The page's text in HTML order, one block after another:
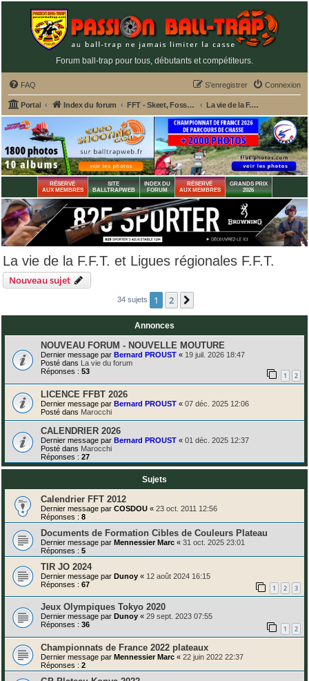
Forum ball-trap pour tous, débutants et compétiteurs.
FAQ Connexion
S’enregistrer
Portal Index du forum FFT - Skeet, Fosse Olympique, Double Trap La vie de la F.F.T. et Ligues régionales F.F.T.
RÉSERVÉ
AUX MEMBRES
SITE
BALLTRAPWEB
INDEX DU
FORUM
RÉSERVÉ
AUX MEMBRES
GRANDS PRIX
2026
La vie de la F.F.T. et Ligues régionales F.F.T.
Nouveau sujet
34 sujets 1 2
Annonces
NOUVEAU FORUM - NOUVELLE MOUTURE
Dernier message par Bernard PROUST « 19 juil. 2026 18:47
Posté dans La vie du forum
Réponses : 53 1 2
LICENCE FFBT 2026
Dernier message par Bernard PROUST « 07 déc. 2025 12:06
Posté dans Marocchi
CALENDRIER 2026
Dernier message par Bernard PROUST « 01 déc. 2025 12:37
Posté dans Marocchi
Réponses : 27
Sujets
Calendrier FFT 2012
Dernier message par COSDOU « 23 oct. 2011 12:56
Réponses : 8
Documents de Formation Cibles de Couleurs Plateau
Dernier message par Mennessier Marc « 31 oct. 2025 23:01
Réponses : 5
TIR JO 2024
Dernier message par Dunoy « 12 août 2024 16:15
Réponses : 67 1 2 3
Jeux Olympiques Tokyo 2020
Dernier message par Dunoy « 29 sept. 2023 07:55
Réponses : 36 1 2
Championnats de France 2022 plateaux
Dernier message par Mennessier Marc « 22 juin 2022 22:37
Réponses : 2